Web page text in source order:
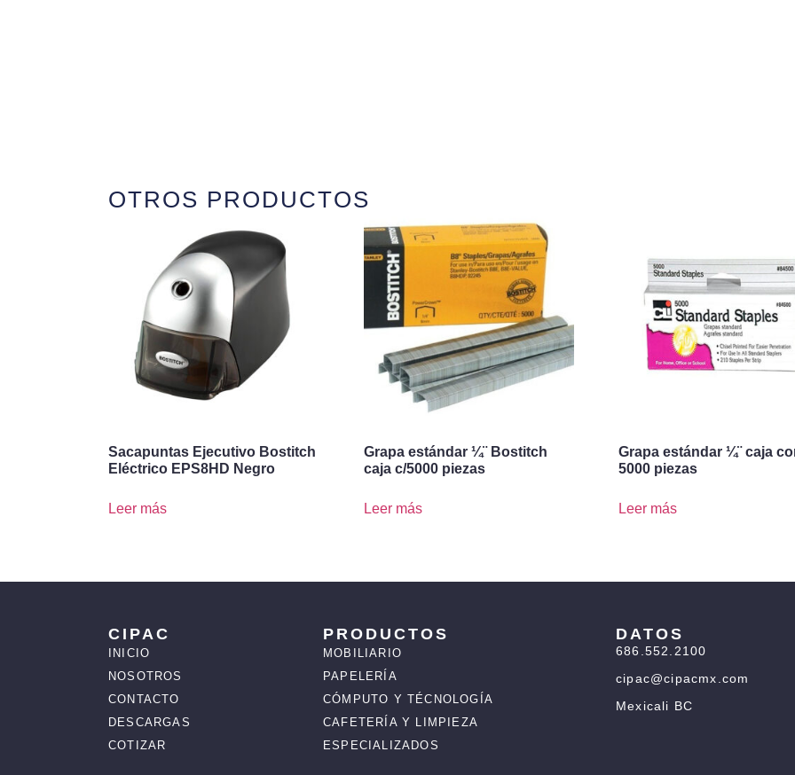
OTROS PRODUCTOS
Sacapuntas Ejecutivo Bostitch
Eléctrico EPS8HD Negro
Leer más
Grapa estándar ¼¨ Bostitch
caja c/5000 piezas
Leer más
Grapa estándar ¼¨ caja
5000 piezas
Leer más
CIPAC
INICIO
NOSOTROS
CONTACTO
DESCARGAS
COTIZAR
PRODUCTOS
MOBILIARIO
PAPELERÍA
CÓMPUTO Y TÉCNOLOGÍA
CAFETERÍA Y LIMPIEZA
ESPECIALIZADOS
DATOS
686.552.2100
cipac@cipacmx.com
Mexicali BC